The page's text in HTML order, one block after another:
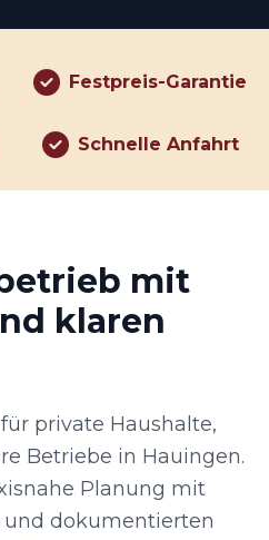
Festpreis-Garantie
Schnelle Anfahrt
mit
klaren
private Haushalte,
Betriebe in Hauingen.
Planung mit
dokumentierten